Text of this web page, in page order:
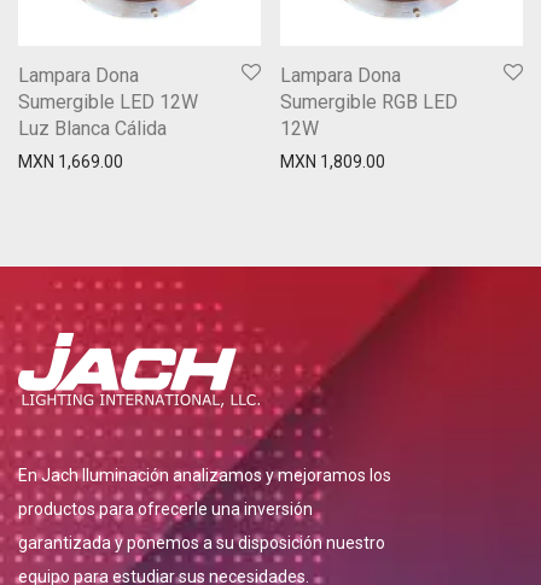
Lampara Dona
Sumergible LED 12W
Luz Blanca Cálida
MXN 1,669.00
Lampara Dona
Sumergible RGB LED
12W
MXN 1,809.00
En Jach Iluminación analizamos y mejoramos los
productos para ofrecerle una inversión
garantizada y ponemos a su disposición nuestro
equipo para estudiar sus necesidades.